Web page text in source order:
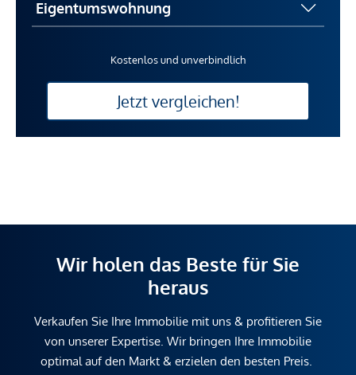
Kostenlos und unverbindlich
Jetzt vergleichen!
Wir holen das Beste für Sie
heraus
Verkaufen Sie Ihre Immobilie mit uns & profitieren Sie
von unserer Expertise. Wir bringen Ihre Immobilie
optimal auf den Markt & erzielen den besten Preis.